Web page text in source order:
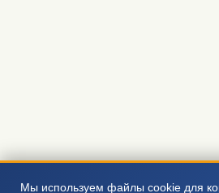
Мы используем файлы cookie для